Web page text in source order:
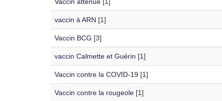
vaccin à ARN [1]
Vaccin BCG [3]
vaccin Calmette et Guérin [1]
Vaccin contre la COVID-19 [1]
Vaccin contre la rougeole [1]